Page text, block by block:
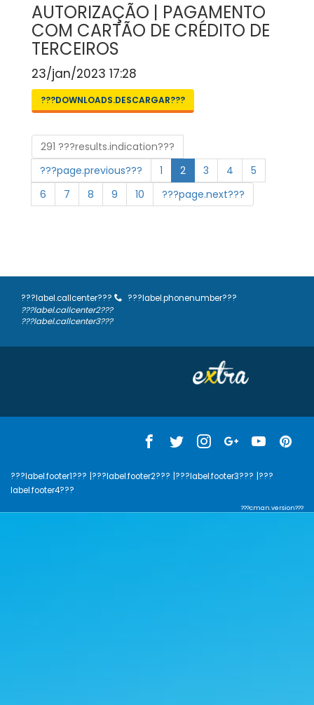
AUTORIZAÇÃO | PAGAMENTO
COM CARTÃO DE CRÉDITO DE
TERCEIROS
23/jan/2023 17:28
???DOWNLOADS.DESCARGAR???
291 ???results.indication???
???page.previous???
1 2 3 4
5
6
7 8 9 10 ???page.next???
???label.callcenter???
???label.phonenumber???
???label.callcenter2???
???label.callcenter3???
???label.footer1??? |???label.footer2??? |???label.footer3??? |???
label.footer4???
???cman.version???